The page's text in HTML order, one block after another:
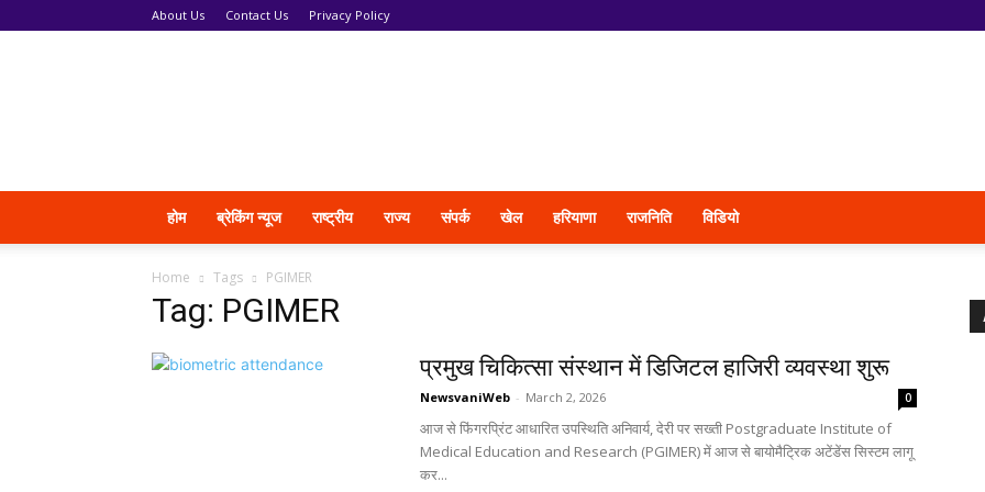
About Us Contact Us Privacy Policy
होम ब्रेकिंग न्यूज राष्ट्रीय राज्य संपर्क खेल हरियाणा राजनिति विडियो
Home Tags PGIMER
Tag: PGIMER
प्रमुख चिकित्सा संस्थान में डिजिटल हाजिरी व्यवस्था शुरू
NewsvaniWeb - March 2, 2026 0
आज से फिंगरप्रिंट आधारित उपस्थिति अनिवार्य, देरी पर सख्ती Postgraduate Institute of
Medical Education and Research (PGIMER) में आज से बायोमैट्रिक अटेंडेंस सिस्टम लागू
कर...